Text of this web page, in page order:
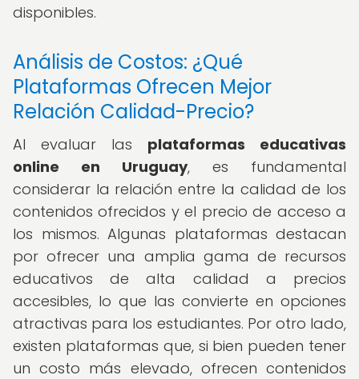
disponibles.
Análisis de Costos: ¿Qué
Plataformas Ofrecen Mejor
Relación Calidad-Precio?
Al evaluar las plataformas educativas
online en Uruguay, es fundamental
considerar la relación entre la calidad de los
contenidos ofrecidos y el precio de acceso a
los mismos. Algunas plataformas destacan
por ofrecer una amplia gama de recursos
educativos de alta calidad a precios
accesibles, lo que las convierte en opciones
atractivas para los estudiantes. Por otro lado,
existen plataformas que, si bien pueden tener
un costo más elevado, ofrecen contenidos